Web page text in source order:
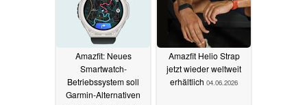
Amazfit: Neues
Smartwatch-
Betriebssystem soll
Garmin-Alternativen
Amazfit Helio Strap
jetzt wieder weltweit
erhältlich 04.06.2026